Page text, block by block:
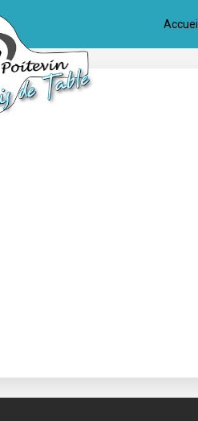
Accueil
cookies